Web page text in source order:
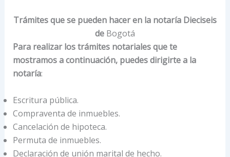
Trámites que se pueden hacer en la notaría Dieciseis
de Bogotá
Para realizar los trámites notariales que te
mostramos a continuación, puedes dirigirte a la
notaría:
Escritura pública.
Compraventa de inmuebles.
Cancelación de hipoteca.
Permuta de inmuebles.
Declaración de unión marital de hecho.